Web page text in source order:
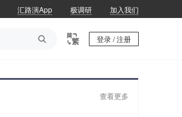
汇路演App 极调研 加入我们
 登录 / 注册
查看更多